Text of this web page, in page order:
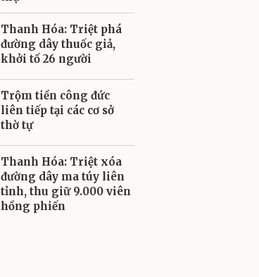
Thanh Hóa: Triệt phá
đường dây thuốc giả,
khởi tố 26 người
Trộm tiền công đức
liên tiếp tại các cơ sở
thờ tự
Thanh Hóa: Triệt xóa
đường dây ma túy liên
tỉnh, thu giữ 9.000 viên
hồng phiến